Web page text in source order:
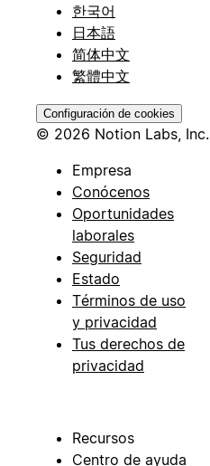
한국어
日本語
简体中文
繁體中文
Configuración de cookies
© 2026 Notion Labs, Inc.
Empresa
Conócenos
Oportunidades
laborales
Seguridad
Estado
Términos de uso
y privacidad
Tus derechos de
privacidad
Recursos
Centro de ayuda